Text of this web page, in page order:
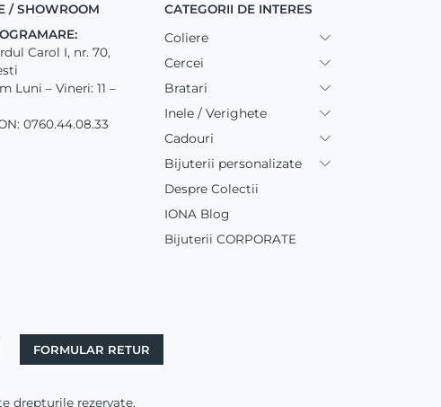
/ SHOWROOM
Carol I, nr. 70,
Luni – Vineri: 11 –
0760.44.08.33
CATEGORII DE INTERES
Coliere
Cercei
Bratari
Inele / Verighete
Cadouri
Bijuterii personalizate
Despre Colectii
IONA Blog
Bijuterii CORPORATE
FORMULAR RETUR
drepturile rezervate.